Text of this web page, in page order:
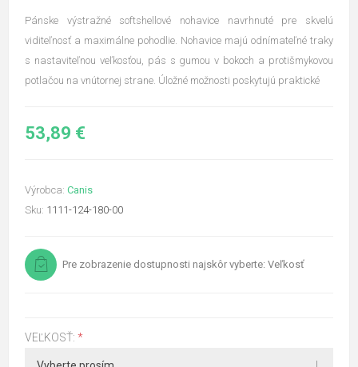
Pánske výstražné softshellové nohavice navrhnuté pre skvelú
viditeľnosť a maximálne pohodlie. Nohavice majú odnímateľné traky
s nastaviteľnou veľkosťou, pás s gumou v bokoch a protišmykovou
potlačou na vnútornej strane. Úložné možnosti poskytujú praktické
53,89 €
Výrobca: Canis
Sku: 1111-124-180-00
Pre zobrazenie dostupnosti najskôr vyberte: Veľkosť
VEĽKOSŤ: *